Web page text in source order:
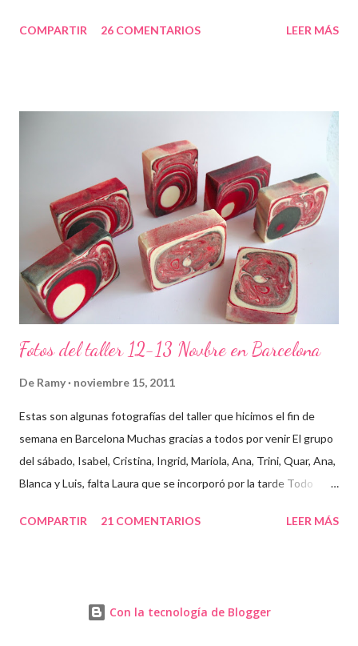
COMPARTIR 26 COMENTARIOS LEER MÁS
Fotos del taller 12-13 Novbre en Barcelona
De Ramy noviembre 15, 2011
Estas son algunas fotografías del taller que hicimos el fin de
semana en Barcelona Muchas gracias a todos por venir El grupo
del sábado, Isabel, Cristina, Ingrid, Mariola, Ana, Trini, Quar, Ana,
Blanca y Luis, falta Laura que se incorporó por la tarde Todo
primero un poco de teórica para tener claro lo que tenemos que
las batidoras! Cristina y Blanca Mariola... está guapa hasta con
COMPARTIR 21 COMENTARIOS LEER MÁS
Con la tecnología de Blogger